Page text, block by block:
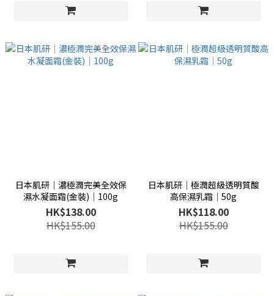
日本肌研│濃極潤完美全效保
濕水凝面霜(金裝)│100g
HK$138.00
HK$155.00
日本肌研│極潤超級透明質酸
高保濕乳霜│50g
HK$118.00
HK$155.00